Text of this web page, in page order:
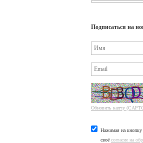
Подписаться на
Обновить капчу
Нажимая на
своё согласие на